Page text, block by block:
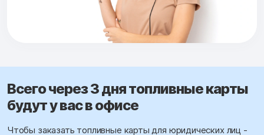
Всего через 3 дня топливные карты
будут у вас в офисе
Чтобы заказать топливные карты для юридических лиц -